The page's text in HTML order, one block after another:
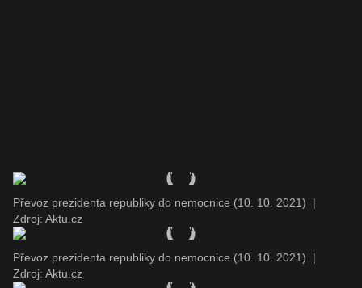
Převoz prezidenta republiky do nemocnice (10. 10. 2021)
|
Zdroj: Aktu.cz
Převoz prezidenta republiky do nemocnice (10. 10. 2021)
|
Zdroj: Aktu.cz